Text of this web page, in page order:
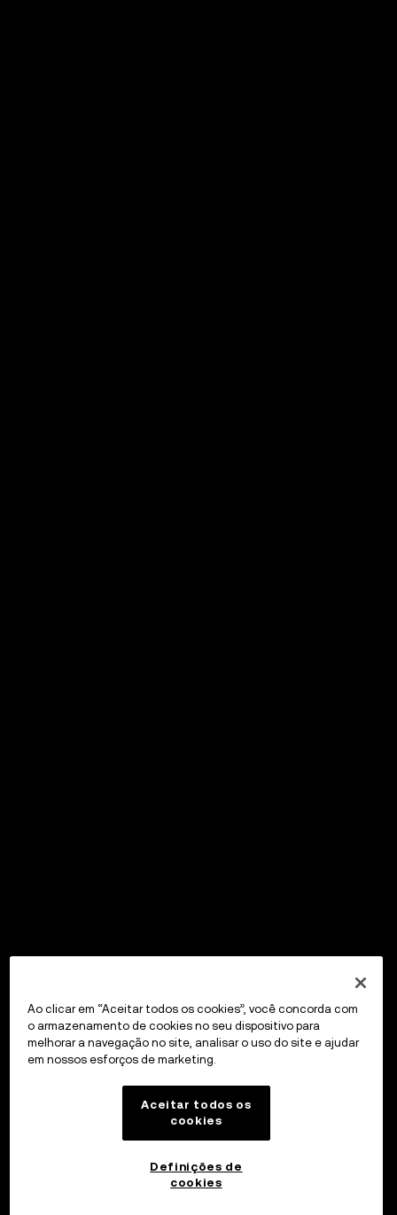
Ao clicar em “Aceitar todos os cookies”, você concorda com
o armazenamento de cookies no seu dispositivo para
melhorar a navegação no site, analisar o uso do site e ajudar
em nossos esforços de marketing.
Aceitar todos os
cookies
Definições de
cookies